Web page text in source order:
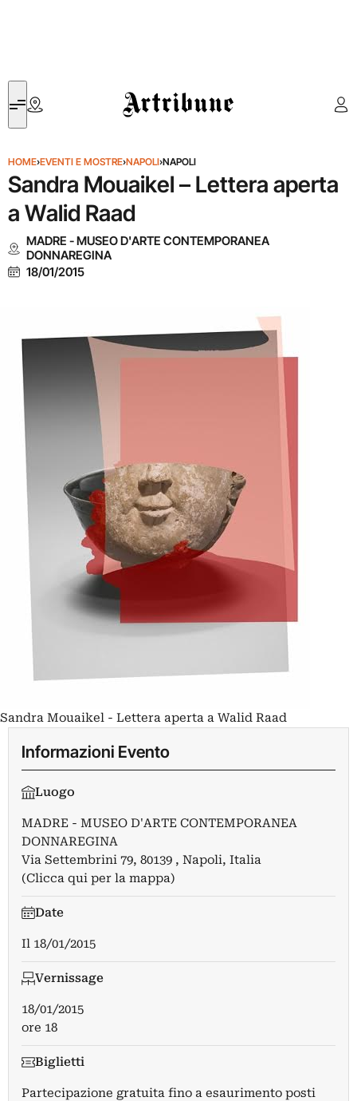
Artribune
HOME›EVENTI E MOSTRE›NAPOLI›NAPOLI
Sandra Mouaikel – Lettera aperta
a Walid Raad
MADRE - MUSEO D'ARTE CONTEMPORANEA
DONNAREGINA
18/01/2015
Sandra Mouaikel - Lettera aperta a Walid Raad
Informazioni Evento
Luogo
MADRE - MUSEO D'ARTE CONTEMPORANEA
DONNAREGINA
Via Settembrini 79, 80139 , Napoli, Italia
(Clicca qui per la mappa)
Date
Il 18/01/2015
Vernissage
18/01/2015
ore 18
Biglietti
Partecipazione gratuita fino a esaurimento posti